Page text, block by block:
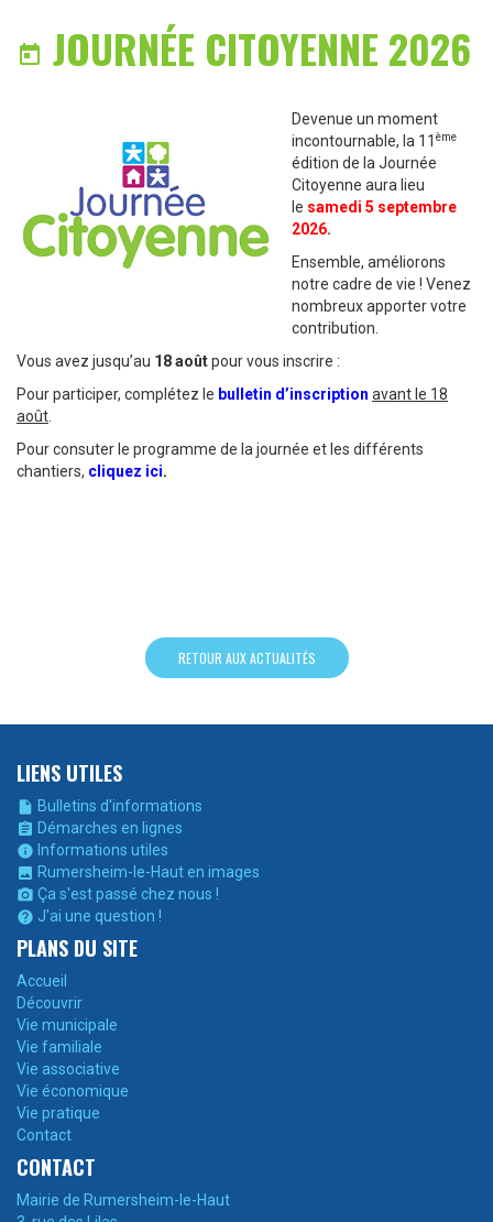
 JOURNÉE CITOYENNE 2026
Devenue un moment
incontournable, la 11 ème
édition de la Journée
Citoyenne aura lieu
le samedi 5 septembre
2026.
Ensemble, améliorons
notre cadre de vie ! Venez
nombreux apporter votre
contribution.
Vous avez jusqu’au 18 aoûtpour vous inscrire :
Pour participer, complétez le bulletin d’inscription avant le 18
août
Pour consuter le programme de la journée et les différents
chantiers, cliquez ici.
RETOUR AUX ACTUALITÉS
LIENS UTILES
 Bulletins d'informations
 Démarches en lignes
 Informations utiles
 Rumersheim-le-Haut en images
 Ça s'est passé chez nous !
 J'ai une question !
PLANS DU SITE
Accueil
Découvrir
Vie municipale
Vie familiale
Vie associative
Vie économique
Vie pratique
Contact
CONTACT
Mairie de Rumersheim-le-Haut